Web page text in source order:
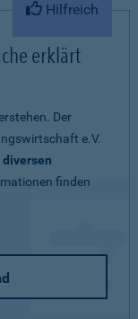
Hilfreich
erklärt
Der
e.V.
finden